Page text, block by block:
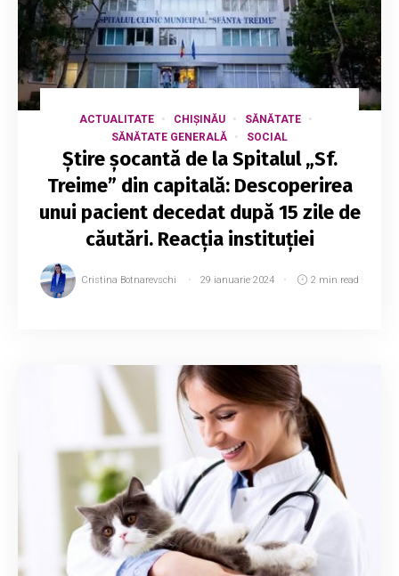
ACTUALITATE CHIȘINĂU
SĂNĂTATE
SĂNĂTATE GENERALĂ
SOCIAL
Știre șocantă de la Spitalul „Sf.
Treime” din capitală: Descoperirea
unui pacient decedat după 15 zile de
căutări. Reacția instituției
Cristina Botnarevschi 29 ianuarie 2024 2 min read